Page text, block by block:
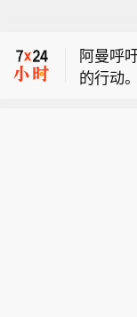
营。
阿曼呼
的行动。